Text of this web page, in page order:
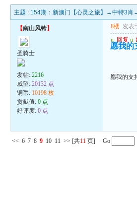
主题 : 154期：新澳门【心灵之旅】→中特3肖
【南山风铃】
圣骑士
发帖:2216
威望:20132 点
铜币: 10198 枚
贡献值:0 点
好评度:0 点
8楼 发表
u 回复 u
愿我
愿我的
<< 6 7 8 9 10 11 >> [共11 页] Go